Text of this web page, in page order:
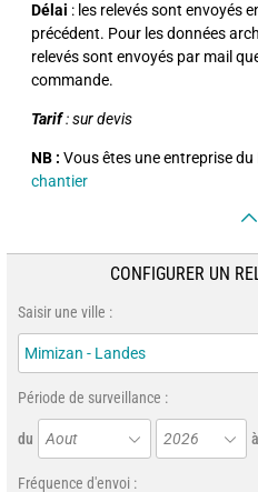
Délai : les relevés sont envoyés
précédent. Pour les données
relevés sont envoyés par mail
commande.
Tarif: sur devis
NB : Vous êtes une entreprise du
chantier
CONFIGURER UN
Saisir une ville :
Période de surveillance :
du Aout 2026 à
Fréquence d'envoi :